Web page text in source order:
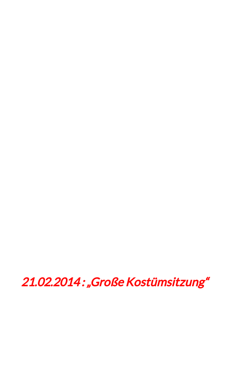
21.02.2014 : „Große Kostümsitzung“